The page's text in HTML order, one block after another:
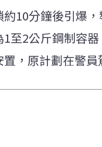
10分鐘後引爆
至2公斤鋼制容
，原計劃在警員